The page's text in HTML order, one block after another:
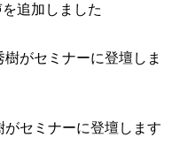
追加しました
セミナーに登壇します